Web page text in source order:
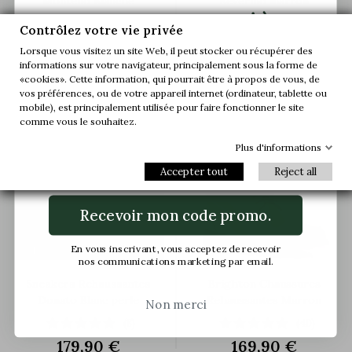
(47)
189,90 € 179,90 €
+7 cm
179,90 € 169,90 €
Contrôlez votre vie privée
Lorsque vous visitez un site Web, il peut stocker ou récupérer des
informations sur votre navigateur, principalement sous la forme de
«cookies». Cette information, qui pourrait être à propos de vous, de
vos préférences, ou de votre appareil internet (ordinateur, tablette ou
mobile), est principalement utilisée pour faire fonctionner le site
comme vous le souhaitez.
Plus d'informations
Accepter tout Reject all
sur votre première
commande.
Rejoignez-nous et accédez en avant-
première à nos offres exclusives et à nos
dernières nouveautés.
Recevoir mon code promo.
En vous inscrivant, vous acceptez de recevoir
nos communications marketing par email.
Non merci